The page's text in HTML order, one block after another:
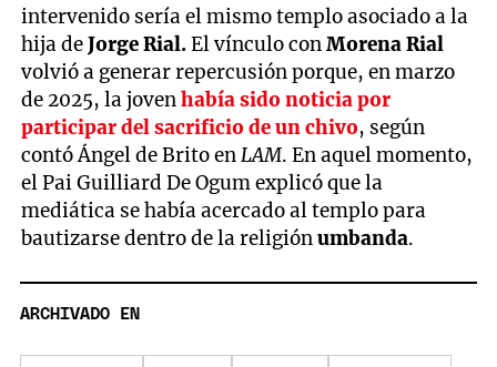
intervenido sería el mismo templo asociado a la
hija deJorge Rial.El vínculo conMorena Rial
volvió a generar repercusión porque, en marzo
de 2025, la jovenhabía sido noticia por
participar del sacrificio de un chivo, según
contó Ángel de Brito enLAM. En aquel momento,
el Pai Guilliard De Ogum explicó que la
mediática se había acercado al templo para
bautizarse dentro de la religiónumbanda.
ARCHIVADO EN